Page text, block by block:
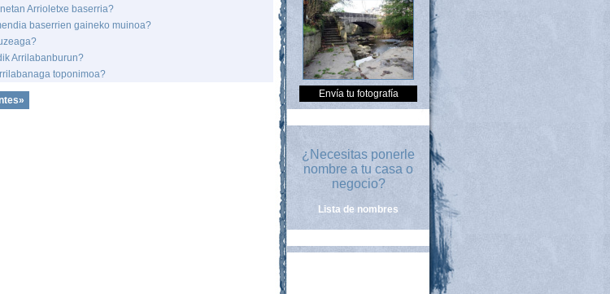
Arrioletxe baserria?
baserrien gaineko muinoa?
Arrilabanburun?
toponimoa?
Envía tu fotografía
¿Necesitas ponerle
nombre a tu casa o
negocio?
Lista de nombres